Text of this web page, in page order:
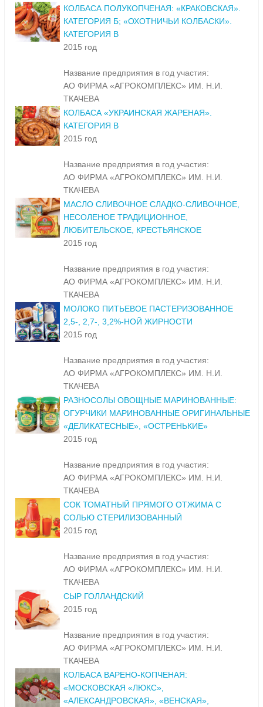
КОЛБАСА ПОЛУКОПЧЕНАЯ: «КРАКОВСКАЯ».
КАТЕГОРИЯ Б; «ОХОТНИЧЬИ КОЛБАСКИ».
КАТЕГОРИЯ В
2015 год
Название предприятия в год участия:
АО ФИРМА «АГРОКОМПЛЕКС» ИМ. Н.И.
ТКАЧЕВА
КОЛБАСА «УКРАИНСКАЯ ЖАРЕНАЯ».
КАТЕГОРИЯ В
2015 год
Название предприятия в год участия:
АО ФИРМА «АГРОКОМПЛЕКС» ИМ. Н.И.
ТКАЧЕВА
МАСЛО СЛИВОЧНОЕ СЛАДКО-СЛИВОЧНОЕ,
НЕСОЛЕНОЕ ТРАДИЦИОННОЕ,
ЛЮБИТЕЛЬСКОЕ, КРЕСТЬЯНСКОЕ
2015 год
Название предприятия в год участия:
АО ФИРМА «АГРОКОМПЛЕКС» ИМ. Н.И.
ТКАЧЕВА
МОЛОКО ПИТЬЕВОЕ ПАСТЕРИЗОВАННОЕ
2,5-, 2,7-, 3,2%-НОЙ ЖИРНОСТИ
2015 год
Название предприятия в год участия:
АО ФИРМА «АГРОКОМПЛЕКС» ИМ. Н.И.
ТКАЧЕВА
РАЗНОСОЛЫ ОВОЩНЫЕ МАРИНОВАННЫЕ:
ОГУРЧИКИ МАРИНОВАННЫЕ ОРИГИНАЛЬНЫЕ
«ДЕЛИКАТЕСНЫЕ», «ОСТРЕНЬКИЕ»
2015 год
Название предприятия в год участия:
АО ФИРМА «АГРОКОМПЛЕКС» ИМ. Н.И.
ТКАЧЕВА
СОК ТОМАТНЫЙ ПРЯМОГО ОТЖИМА С
СОЛЬЮ СТЕРИЛИЗОВАННЫЙ
2015 год
Название предприятия в год участия:
АО ФИРМА «АГРОКОМПЛЕКС» ИМ. Н.И.
ТКАЧЕВА
СЫР ГОЛЛАНДСКИЙ
2015 год
Название предприятия в год участия:
АО ФИРМА «АГРОКОМПЛЕКС» ИМ. Н.И.
ТКАЧЕВА
КОЛБАСА ВАРЕНО-КОПЧЕНАЯ:
«МОСКОВСКАЯ «ЛЮКС»,
«АЛЕКСАНДРОВСКАЯ», «ВЕНСКАЯ»,